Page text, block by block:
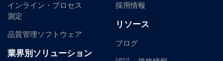
インライン・プロセス
測定
品質管理ソフトウェア
業界別ソリューション
採用情報
リソース
ブログ